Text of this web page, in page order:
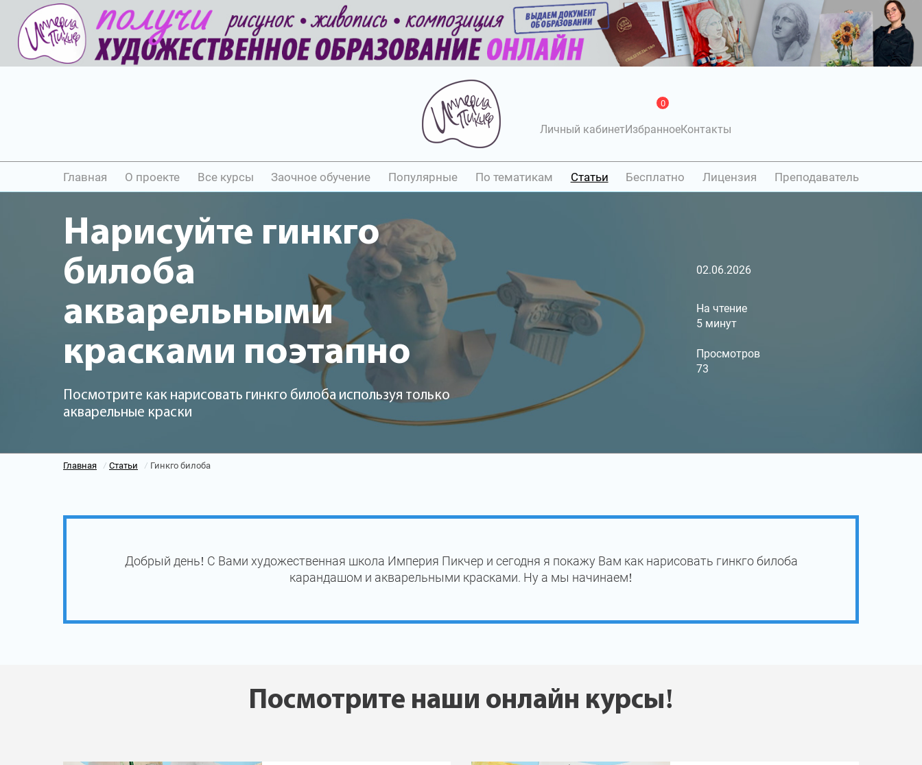
Личный кабинетИзбранное
0
Контакты
Главная О проекте Все курсы Заочное обучение Популярные По тематикам Статьи Бесплатно Лицензия Преподаватель
Нарисуйте гинкго
билоба
акварельными
красками поэтапно
Посмотрите как нарисовать гинкго билоба используя только
акварельные краски
02.06.2026
На чтение
5 минут
Просмотров
73
Главная / Статьи / Гинкго билоба
Добрый день! С Вами художественная школа Империя Пикчер и сегодня я покажу Вам как нарисовать гинкго билоба
карандашом и акварельными красками. Ну а мы начинаем!
Посмотрите наши онлайн курсы!